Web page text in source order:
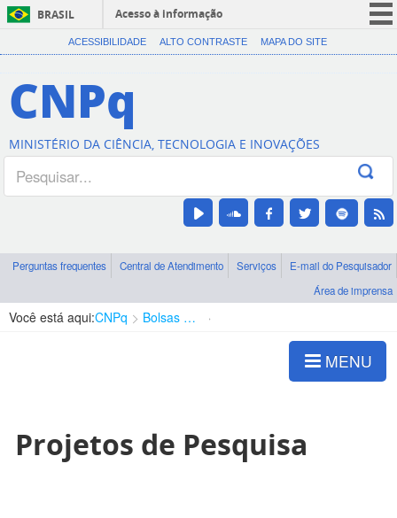
BRASIL
Acesso à informação
CORONAVÍRUS (COVID-19)
Canais
ACESSIBILIDADE ALTO CONTRASTE MAPA DO SITE
CNPq
MINISTÉRIO DA CIÊNCIA, TECNOLOGIA E INOVAÇÕES
Perguntas frequentes Central de Atendimento Serviços
E-mail do Pesquisador
Área de imprensa
Você está aqui:CNPq Bolsas e Auxílios Vigentes
MENU
Projetos de Pesquisa